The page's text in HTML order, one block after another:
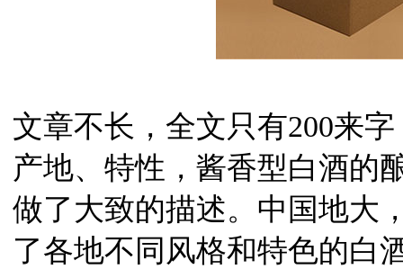
文章不长，全文只有200来
产地、特性，酱香型白酒的
做了大致的描述。中国地大
了各地不同风格和特色的白